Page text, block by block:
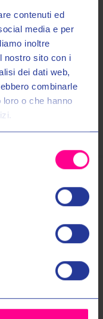
contenuti ed
media e per
inoltre
nostro sito con i
dei dati web,
combinarle
o che hanno
Sport
esclusive e uno
acquisto!
nel modo e per gli